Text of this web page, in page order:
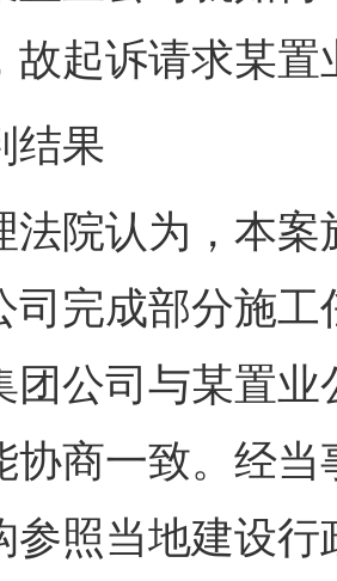
故起诉请求某
果
认为，本案
司完成部分施
团公司与某置
协商一致。经
参照当地建设